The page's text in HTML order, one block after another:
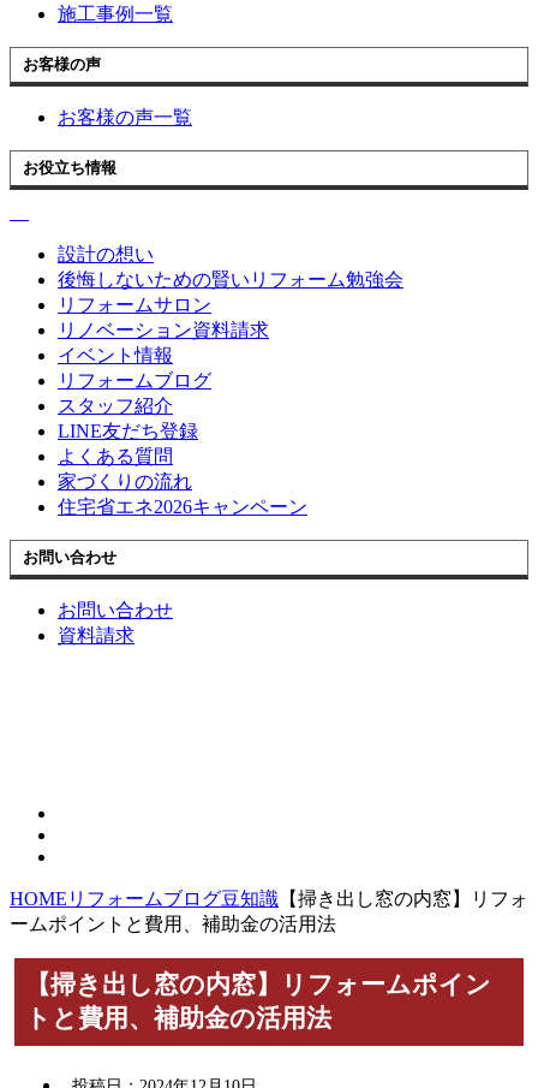
施工事例一覧
お客様の声
お客様の声一覧
お役立ち情報
設計の想い
後悔しないための賢いリフォーム勉強会
リフォームサロン
リノベーション資料請求
イベント情報
リフォームブログ
スタッフ紹介
LINE友だち登録
よくある質問
家づくりの流れ
住宅省エネ2026キャンペーン
お問い合わせ
お問い合わせ
資料請求
HOME リフォームブログ豆知識 【掃き出し窓の内窓】リフォ
ームポイントと費用、補助金の活用法
【掃き出し窓の内窓】リフォームポイン
トと費用、補助金の活用法